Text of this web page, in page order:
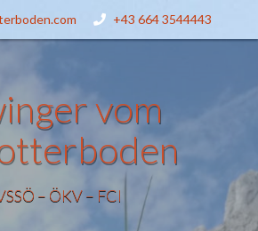
+43 664 3544443
vom
– ÖKV – FCI